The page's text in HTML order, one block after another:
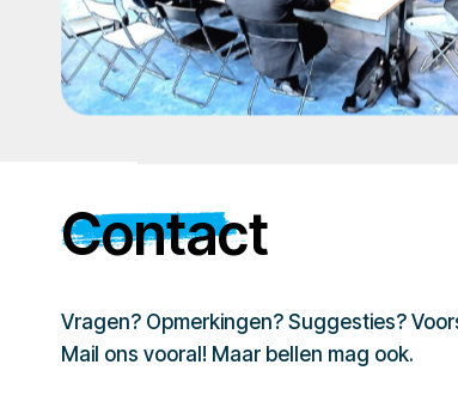
Contact
Vragen? Opmerkingen? Suggesties?
Mail ons vooral! Maar bellen mag ook.